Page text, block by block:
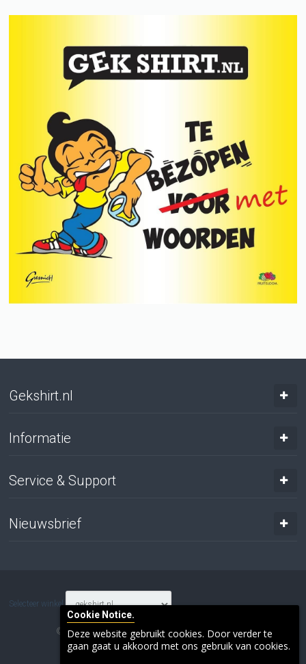
Gekshirt.nl
Informatie
Service & Support
Nieuwsbrief
Selecteer winkel
© 2017 Gresnich. Alle rechten voorbehouden.
Cookie Notice.
Deze website gebruikt cookies. Door verder te
gaan gaat u akkoord met ons gebruik van cookies.